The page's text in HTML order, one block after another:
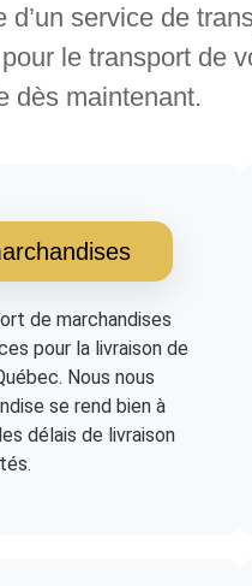
d’un service de
le transport de
dès maintenant.
de marchandises
pour la livraison de
Nous nous
se rend bien à
délais de livraison